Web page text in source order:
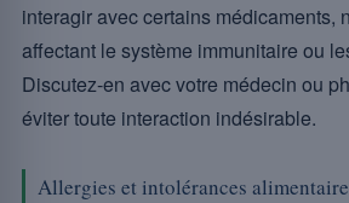
interagir avec certains médicaments,
affectant le système immunitaire ou
Discutez-en avec votre médecin ou
éviter toute interaction indésirable.
Allergies et intolérances